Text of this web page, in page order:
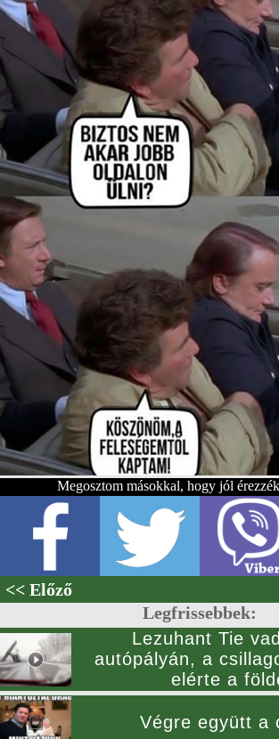
Megosztom másokkal, hogy jól
<< Előző
Legfrissebbek:
Lezuhant Tie
autópályán, a
elérte a
Végre együtt a